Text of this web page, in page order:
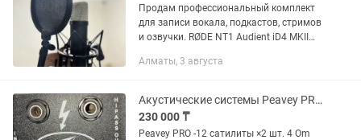
Продам профессиональный комплект
для записи вокала, подкастов, стримов
и озвучки. RØDE NT1 Audient iD4 MKII
В подарок качественный и крепкий
Алматы, 3 августа
Акустические системы Peavey PRO
230 000 ₸
Peavey PRO -12 сатилиты ×2 шт. 4 Om